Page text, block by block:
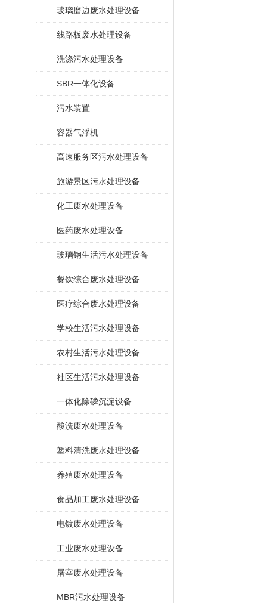
玻璃磨边废水处理设备
线路板废水处理设备
洗涤污水处理设备
SBR一体化设备
污水装置
容器气浮机
高速服务区污水处理设备
旅游景区污水处理设备
化工废水处理设备
医药废水处理设备
玻璃钢生活污水处理设备
餐饮综合废水处理设备
医疗综合废水处理设备
学校生活污水处理设备
农村生活污水处理设备
社区生活污水处理设备
一体化除磷沉淀设备
酸洗废水处理设备
塑料清洗废水处理设备
养殖废水处理设备
食品加工废水处理设备
电镀废水处理设备
工业废水处理设备
屠宰废水处理设备
MBR污水处理设备